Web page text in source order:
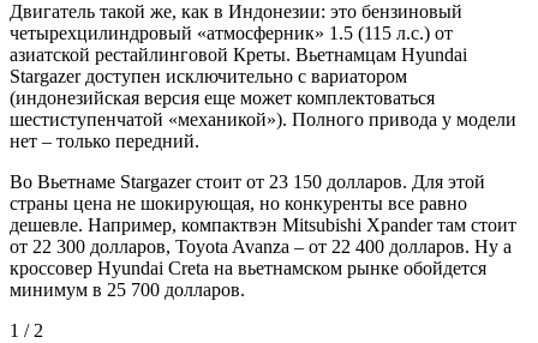
Двигатель такой же, как в Индонезии: это бензиновый
четырехцилиндровый «атмосферник» 1.5 (115 л.с.) от
азиатской рестайлинговой Креты. Вьетнамцам Hyundai
Stargazer доступен исключительно с вариатором
(индонезийская версия еще может комплектоваться
шестиступенчатой «механикой»). Полного привода у модели
нет – только передний.
Во Вьетнаме Stargazer стоит от 23 150 долларов. Для этой
страны цена не шокирующая, но конкуренты все равно
дешевле. Например, компактвэн Mitsubishi Xpander там стоит
от 22 300 долларов, Toyota Avanza – от 22 400 долларов. Ну а
кроссовер Hyundai Creta на вьетнамском рынке обойдется
минимум в 25 700 долларов.
1 / 2